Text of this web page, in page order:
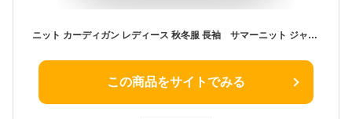
ニット カーディガン レディース 秋冬服 長袖 サマーニット ジャケット セーター Vネック 前開き 羽織 春ファッション ゆったり トップス 薄手 リブニット シンプル 部屋着 ルームウェア 女子 婦人服 カジュアル 大人 おしゃれ きれいめ 20代 30代 40代 50代 送料無料
この商品をサイトでみる